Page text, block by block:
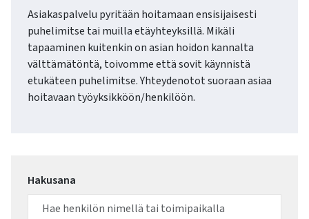
Asiakaspalvelu pyritään hoitamaan ensisijaisesti
puhelimitse tai muilla etäyhteyksillä. Mikäli
tapaaminen kuitenkin on asian hoidon kannalta
välttämätöntä, toivomme että sovit käynnistä
etukäteen puhelimitse. Yhteydenotot suoraan asiaa
hoitavaan työyksikköön/henkilöön.
Hakusana